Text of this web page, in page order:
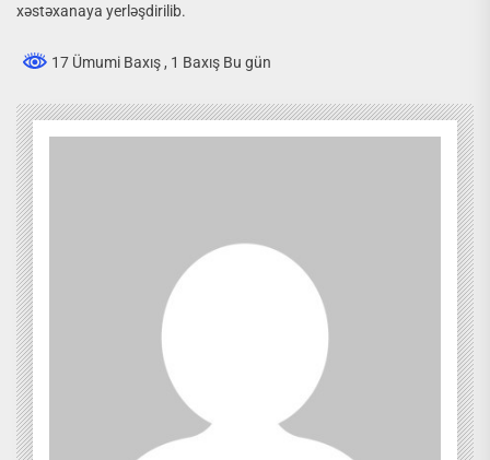
xəstəxanaya yerləşdirilib.
17 Ümumi Baxış , 1 Baxış Bu gün